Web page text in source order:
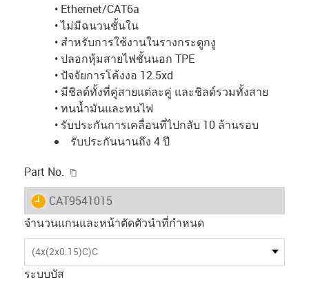
• Ethernet/CAT6a
• ไม่มีฉนวนชั้นใน
• สำหรับการใช้งานในรางกระดูกงู
• ปลอกหุ้มสายไฟชั้นนอก TPE
• ปัจจัยการโค้งงอ 12.5xd
• มีชิลด์ทั้งที่คู่สายแต่ละคู่ และชิลด์รวมทั้งสาย
• ทนน้ำมันและทนไฟ
• รับประกันการเคลื่อนที่ไปกลับ 10 ล้านรอบ
รับประกันนานถึง 4 ปี
Part No.
igus-icon-lieferzeit
CAT9541015
จำนวนแกนและหน้าตัดตัวนำที่กำหนด
(4x(2x0.15)C)C
ระบบบัส